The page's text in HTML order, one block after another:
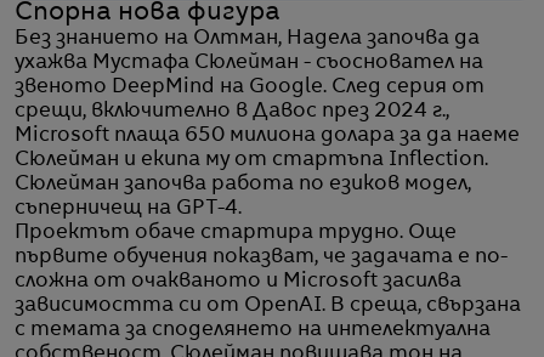
Спорна нова фигура
Без знанието на Олтман, Надела започва да
ухажва Мустафа Сюлейман - съосновател на
звеното DeepMind на Google. След серия от
срещи, включително в Давос през 2024 г.,
Microsoft плаща 650 милиона долара за да наеме
Сюлейман и екипа му от стартъпа Inflection.
Сюлейман започва работа по езиков модел,
съперничещ на GPT-4.
Проектът обаче стартира трудно. Още
първите обучения показват, че задачата е по-
сложна от очакваното и Microsoft засилва
зависимостта си от OpenAI. В среща, свързана
с темата за споделянето на интелектуална